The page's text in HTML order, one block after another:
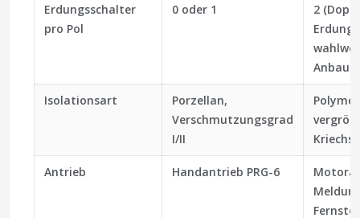
Erdungsschalter
pro Pol
0 oder 1
2
Isolationsart
Porzellan,
Verschmutzungsgrad
I/II
Antrieb Handantrieb PRG-6